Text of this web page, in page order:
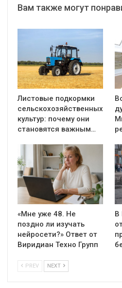
Вам также могут
Листовые подкормки
сельскохозяйственных
культур: почему они
становятся важным…
«Мне уже 48. Не
поздно ли изучать
нейросети?» Ответ от
Виридиан Техно Групп
В
PREV NEXT